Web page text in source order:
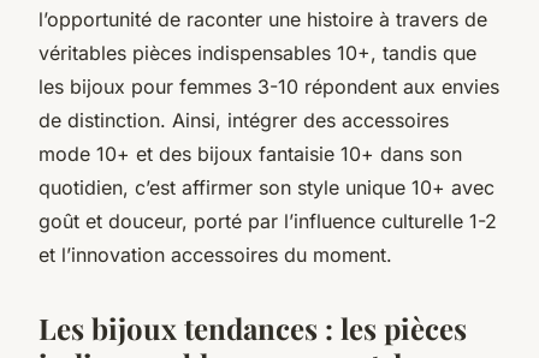
l’opportunité de raconter une histoire à travers de
véritables pièces indispensables 10+, tandis que
les bijoux pour femmes 3-10 répondent aux envies
de distinction. Ainsi, intégrer des accessoires
mode 10+ et des bijoux fantaisie 10+ dans son
quotidien, c’est affirmer son style unique 10+ avec
goût et douceur, porté par l’influence culturelle 1-2
et l’innovation accessoires du moment.
Les bijoux tendances : les pièces